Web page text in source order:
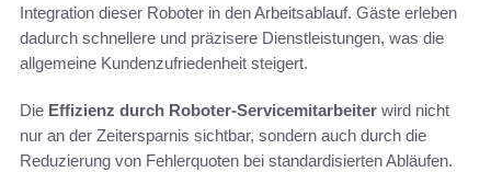
Integration dieser Roboter in den Arbeitsablauf. Gäste erleben
dadurch schnellere und präzisere Dienstleistungen, was die
allgemeine Kundenzufriedenheit steigert.
Die Effizienz durch Roboter-Servicemitarbeiter wird nicht
nur an der Zeitersparnis sichtbar, sondern auch durch die
Reduzierung von Fehlerquoten bei standardisierten Abläufen.